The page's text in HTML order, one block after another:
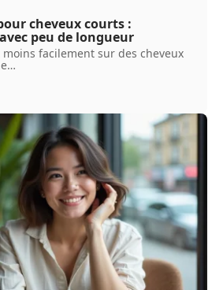
cheveux courts :
peu de longueur
facilement sur des cheveux
…